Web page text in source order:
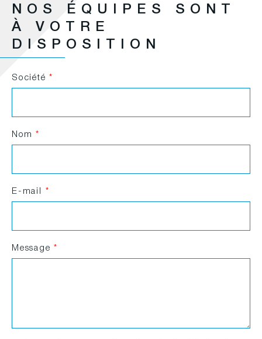
NOS ÉQUIPES SONT
À VOTRE
DISPOSITION
Société *
Nom *
E-mail *
Message *